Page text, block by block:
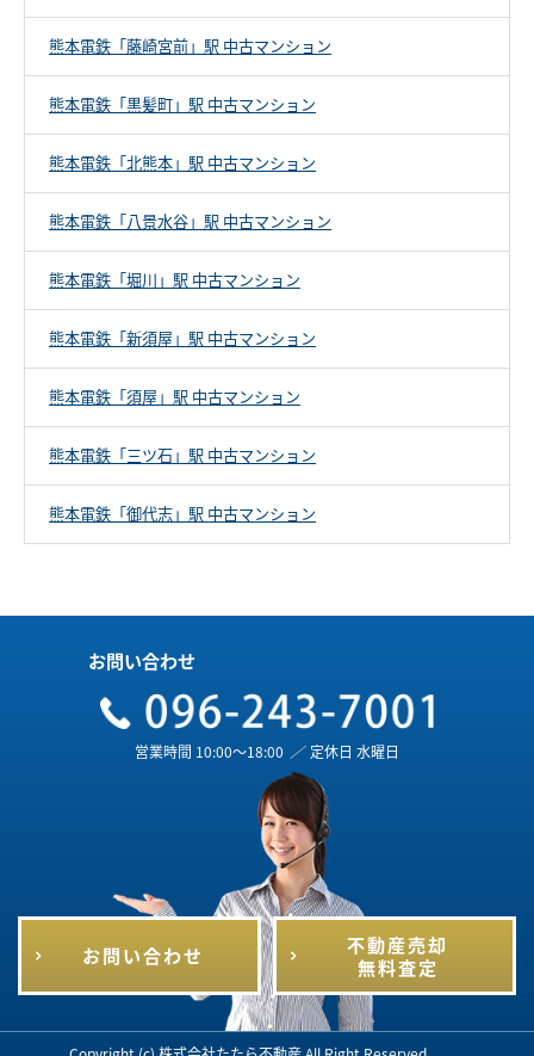
熊本電鉄「藤崎宮前」駅 中古マンション
熊本電鉄「黒髪町」駅 中古マンション
熊本電鉄「北熊本」駅 中古マンション
熊本電鉄「八景水谷」駅 中古マンション
熊本電鉄「堀川」駅 中古マンション
熊本電鉄「新須屋」駅 中古マンション
熊本電鉄「須屋」駅 中古マンション
熊本電鉄「三ツ石」駅 中古マンション
熊本電鉄「御代志」駅 中古マンション
お問い合わせ
営業時間 10:00～18:00 ／ 定休日 水曜日
お問い合わせ
不動産売却
無料査定